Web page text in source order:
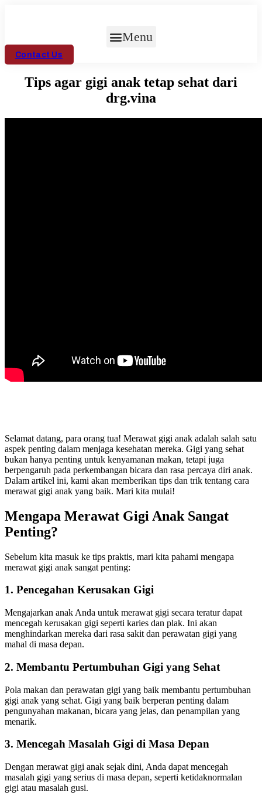
Menu
Contact Us
Tips agar gigi anak tetap sehat dari
drg.vina
Selamat datang, para orang tua! Merawat gigi anak adalah salah satu
aspek penting dalam menjaga kesehatan mereka. Gigi yang sehat
bukan hanya penting untuk kenyamanan makan, tetapi juga
berpengaruh pada perkembangan bicara dan rasa percaya diri anak.
Dalam artikel ini, kami akan memberikan tips dan trik tentang cara
merawat gigi anak yang baik. Mari kita mulai!
Mengapa Merawat Gigi Anak Sangat
Penting?
Sebelum kita masuk ke tips praktis, mari kita pahami mengapa
merawat gigi anak sangat penting:
1. Pencegahan Kerusakan Gigi
Mengajarkan anak Anda untuk merawat gigi secara teratur dapat
mencegah kerusakan gigi seperti karies dan plak. Ini akan
menghindarkan mereka dari rasa sakit dan perawatan gigi yang
mahal di masa depan.
2. Membantu Pertumbuhan Gigi yang Sehat
Pola makan dan perawatan gigi yang baik membantu pertumbuhan
gigi anak yang sehat. Gigi yang baik berperan penting dalam
pengunyahan makanan, bicara yang jelas, dan penampilan yang
menarik.
3. Mencegah Masalah Gigi di Masa Depan
Dengan merawat gigi anak sejak dini, Anda dapat mencegah
masalah gigi yang serius di masa depan, seperti ketidaknormalan
gigi atau masalah gusi.